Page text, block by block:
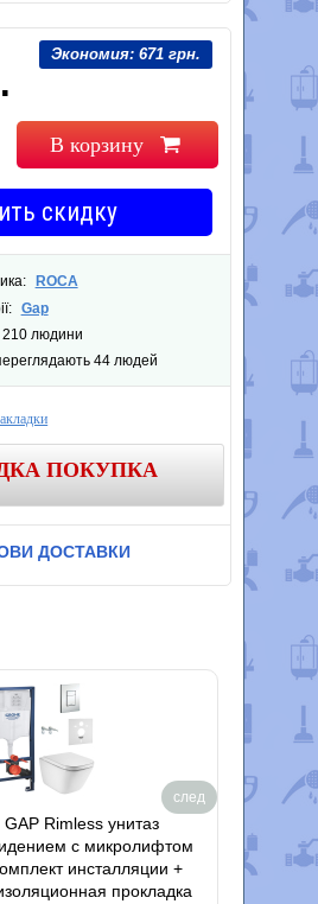
Экономия: 671 грн.
В корзину
скидку
ROCA
Gap
210 людини
44 людей
ПОКУПКА
ДОСТАВКИ
Rimless унитаз
с микролифтом
инсталляции +
прокладка
след